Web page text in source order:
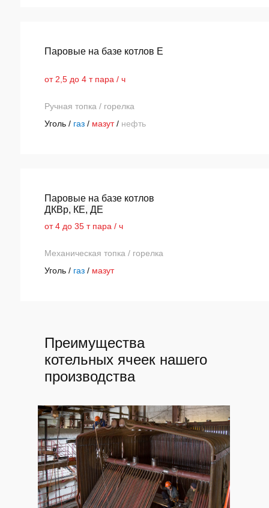
Паровые на базе котлов Е
от 2,5 до 4 т пара / ч
Ручная топка / горелка
Уголь / газ / мазут/ нефть
Паровые на базе котлов
ДКВр, КЕ, ДЕ
от 4 до 35 т пара / ч
Механическая топка / горелка
Уголь / газ / мазут
Преимущества
котельных ячеек нашего
производства